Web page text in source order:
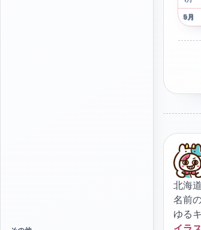
5月
9月
北海
名前
ゆる